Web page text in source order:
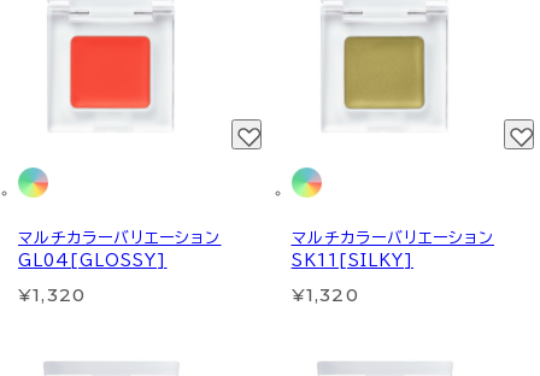
マルチカラーバリエーション
GL04[GLOSSY]
¥1,320
マルチカラーバリエーション
SK11[SILKY]
¥1,320